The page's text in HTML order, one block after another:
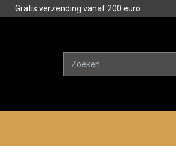
Gratis verzending vanaf 200 euro